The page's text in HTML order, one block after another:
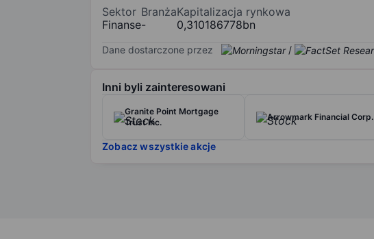
Sektor
Finanse
Branża
-
Kapitalizacja rynkowa
0,310186778bn
Dane dostarczone przez /
Inni byli zainteresowani
Granite Point Mortgage
Trust Inc.
Arrowmark Financial Corp.
Zobacz wszystkie akcje